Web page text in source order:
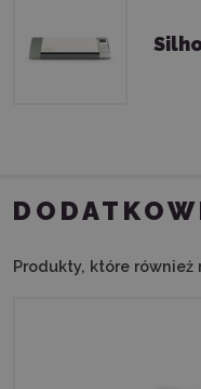
Produkty, które